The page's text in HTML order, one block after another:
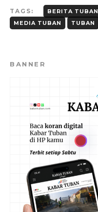
TAGS: BERITA TUBAN
MEDIA TUBAN
TUBAN
BANNER